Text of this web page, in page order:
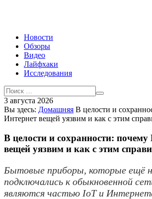
Новости
Обзоры
Видео
Лайфхаки
Исследования
3 августа 2026
Вы здесь: Домашняя В целости и
Интернет вещей уязвим и как с этим
В целости и сохранности: почему
вещей уязвим и как с этим
Бытовые приборы, которые ещё
подключались к обыкновенной
являются частью IoT и